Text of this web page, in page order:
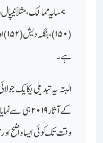
ہے۔
کےآثار
وقت تک کوئی ایسا واضح